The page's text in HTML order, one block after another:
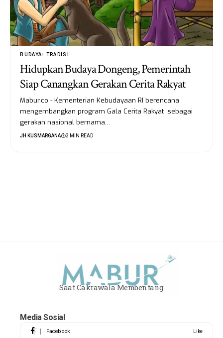
BUDAYA TRADISI
Hidupkan Budaya Dongeng, Pemerintah
Siap Canangkan Gerakan Cerita Rakyat
Mabur.co - Kementerian Kebudayaan RI berencana
mengembangkan program Gala Cerita Rakyat sebagai
gerakan nasional bernama…
JH KUSMARGANA 3 MIN READ
Saat Cakrawala Membentang
Media Sosial
Facebook Like